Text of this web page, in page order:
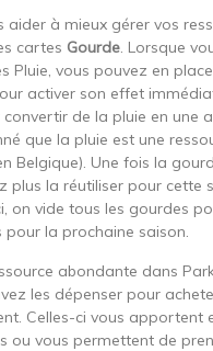
aider à mieux gérer vos
cartes Gourde. Lorsque
Pluie, vous pouvez en
activer son effet
de la pluie en une
que la pluie est une
Belgique). Une fois la
plus la réutiliser pour cette
on vide tous les gourdes
pour la prochaine saison.
abondante dans
les dépenser pour
Celles-ci vous apportent
ou vous permettent de